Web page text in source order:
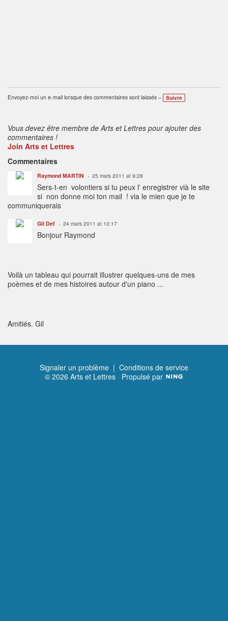
Envoyez-moi un e-mail lorsque des commentaires sont laissés – Suivre
Vous devez être membre de Arts et Lettres pour ajouter des
commentaires !
Join Arts et Lettres
Commentaires
Raymond MARTIN 25 mars 2011 at 9:28
Sers-t-en volontiers si tu peux l' enregistrer vià le site
si non donne moi ton mail ! via le mien que je te
communiquerais
Gil Def 24 mars 2011 at 10:17
Bonjour Raymond
Voilà un tableau qui pourrait illustrer quelques-uns de mes
poèmes et de mes histoires autour d'un piano ...
Amitiés. Gil
Signaler un problème | Conditions de service
© 2026 Arts et Lettres Propulsé par